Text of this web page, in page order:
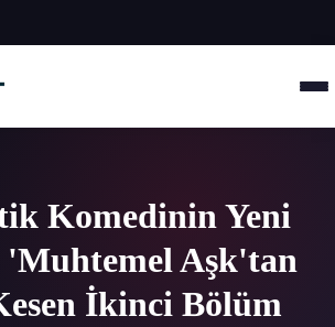
Komedinin Yeni
'Muhtemel Aşk'tan
İkinci Bölüm